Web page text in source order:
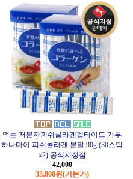
먹는 저분자피쉬콜라겐펩타이드 가루
하나마이 피쉬콜라겐 분말 90g (30스틱
x2) 공식지정점
42,000
33,800원(기본가)